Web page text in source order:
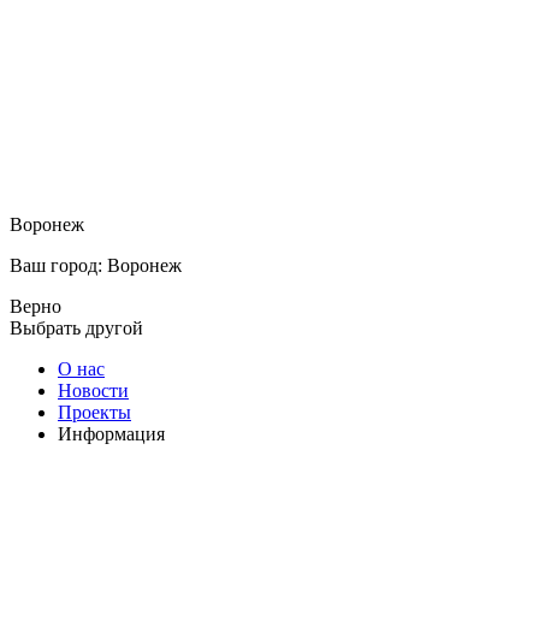
Воронеж
Ваш город: Воронеж
Верно
Выбрать другой
О нас
Новости
Проекты
Информация